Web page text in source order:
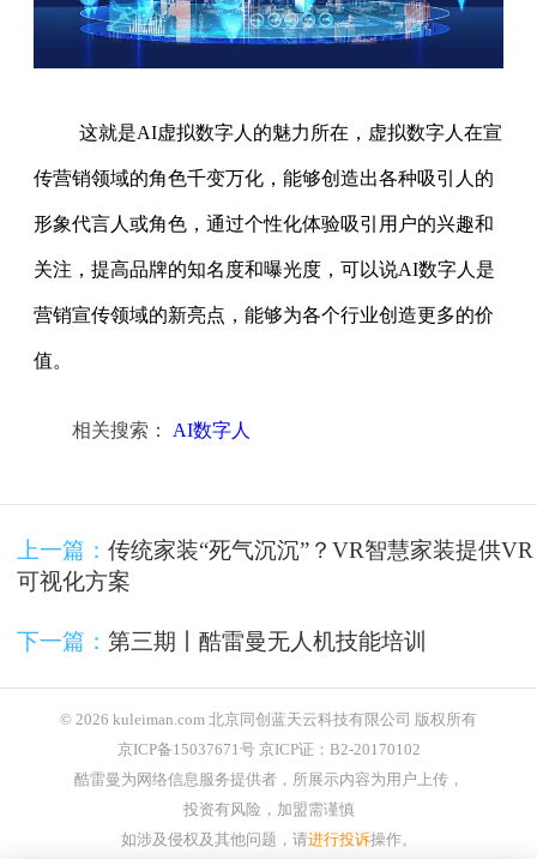
这就是AI虚拟数字人的魅力所在，虚拟数字人在宣
传营销领域的角色千变万化，能够创造出各种吸引人的
形象代言人或角色，通过个性化体验吸引用户的兴趣和
关注，提高品牌的知名度和曝光度，可以说AI数字人是
营销宣传领域的新亮点，能够为各个行业创造更多的价
值。
相关搜索： AI数字人
上一篇： 传统家装“死气沉沉”？VR智慧家装提供VR
可视化方案
下一篇： 第三期丨酷雷曼无人机技能培训
© 2026 kuleiman.com 北京同创蓝天云科技有限公司 版权所有
京ICP备15037671号 京ICP证：B2-20170102
酷雷曼为网络信息服务提供者，所展示内容为用户上传，
投资有风险，加盟需谨慎
如涉及侵权及其他问题，请进行投诉操作。